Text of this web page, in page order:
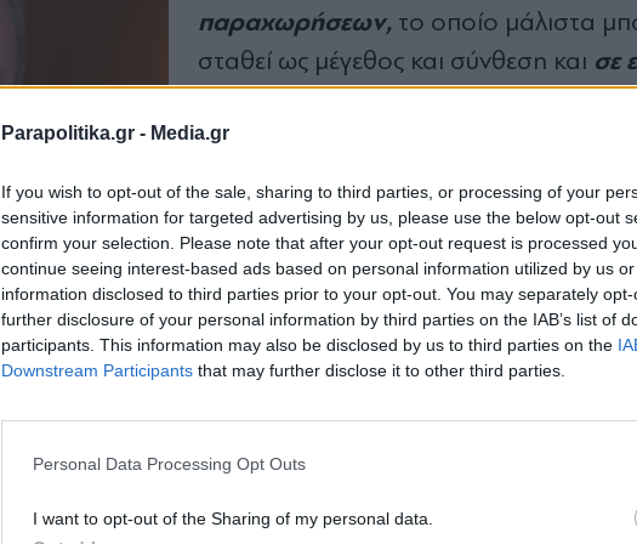
Parapolitika.gr - Media.gr
If you wish to opt-out of the sale, sharing to third parties, or processing of your
sensitive information for targeted advertising by us, please use the below opt-out
confirm your selection. Please note that after your opt-out request is processed
continue seeing interest-based ads based on personal information utilized by us
information disclosed to third parties prior to your opt-out. You may separately
further disclosure of your personal information by third parties on the IAB’s list of
participants. This information may also be disclosed by us to third parties on the
Downstream Participants that may further disclose it to other third parties.
Personal Data Processing Opt Outs
I want to opt-out of the Sharing of my personal data.
παραχωρήσεων, το οποίο μάλιστα
σταθεί ως μέγεθος και σύνθεση και σε
περιουσιακά στοιχεία του το IRC
ανάπτυξη με καζίνο στοΕλληνικό
αναβαθμίσει τη θέση της Αθήνας και
της χώρας μας στον παγκόσμιο
χάρτη και φυσικά ηΕγνατία Οδός, ο
μεγαλύτερος αυτοκινητόδρομος της
Οδός, το νέο διεθνές αεροδρόμιο στο
newsletter